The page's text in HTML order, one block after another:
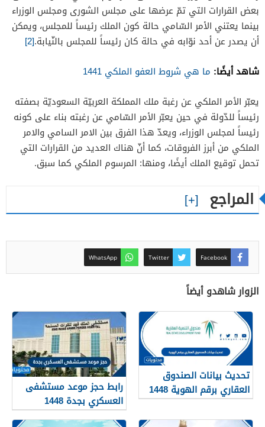
بعض القرارات التي تمّ عرضها على مجلس الشورى ومجلس الوزراء
بينما يعتني الأمر السّامي حالة كون الملك رئيساً للمجلس، ويمكن
أن يصدر عن أحد نوّابه في حالة كان رئيساً للمجلس بالنّيابة.[2]
شاهد أيضًا: ما هي شروط العفو الملكي 1441
يعبّر الأمر الملكي عن رغبة ملك المملكة العربيّة السعوديّة بصفته
رئيساً للدّولة في حين يعبّر الأمر السّامي عن رغبته بناء على كونه
رئيساً لمجلس الوزراء، ويعدّ هذا الفرق بين الامر السامي والامر
الملكي من أبرز الفروقات، كما أنّ هناك العديد من القرارات التي
تحمل توقيع الملك أيضًا، ومنها: المرسوم الملكي كما سبق.
المراجع
Facebook
Twitter
WhatsApp
الزوار شاهدو أيضاً
تحديث بيانات الصندوق
العقاري برقم الهوية 1448
الرابط والخطوات
رابط حجز موعد مستشفى
العسكري بجدة 1448